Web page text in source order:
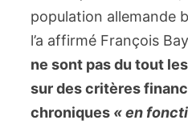
population allemande
l’a affirmé François
ne sont pas du tout
sur des critères
chroniques « en